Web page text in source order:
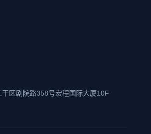
干区剧院路358号宏程国际大厦10F